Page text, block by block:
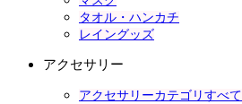
タオル・ハンカチ
レイングッズ
アクセサリー
アクセサリーカテゴリすべて